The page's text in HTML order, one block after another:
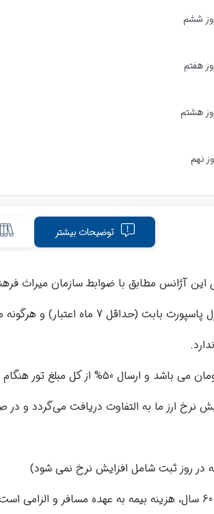
ششم
هفتم
هشتم
نهم
توضیحات بیشتر
این آژانس مطابق با ضوابط سازمان میراث
- مسئولیت کنترل پاسپورت
50% از کل مبلغ تور هنگام رزرو الزامیست.
نرخ ارز ما به التفاوت دریافت می‌گردد و
در روز ثبت شامل افزایش نرخ نمی شود)